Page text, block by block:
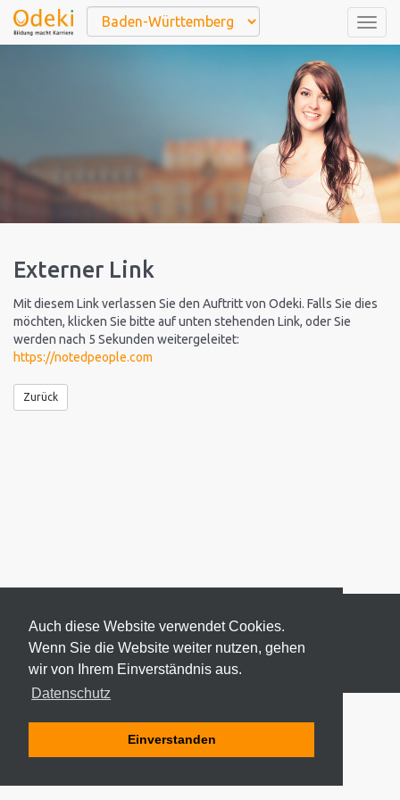
Auch diese Website verwendet Cookies.
Wenn Sie die Website weiter nutzen, gehen
wir von Ihrem Einverständnis aus.
Datenschutz
Einverstanden
Externer Link
Mit diesem Link verlassen Sie den Auftritt von Odeki. Falls Sie dies
möchten, klicken Sie bitte auf unten stehenden Link, oder Sie
werden nach 5 Sekunden weitergeleitet:
https://notedpeople.com
Zurück
© 2026 ODEKI - ALLE RECHTE VORBEHALTEN